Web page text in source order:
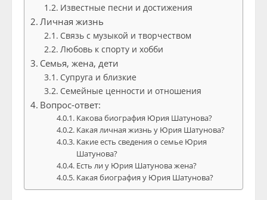
Известные песни и достижения
Личная жизнь
Связь с музыкой и творчеством
Любовь к спорту и хобби
Семья, жена, дети
Супруга и близкие
Семейные ценности и отношения
Вопрос-ответ:
Какова биография Юрия Шатунова?
Какая личная жизнь у Юрия Шатунова?
Какие есть сведения о семье Юрия
Шатунова?
Есть ли у Юрия Шатунова жена?
Какая биография у Юрия Шатунова?